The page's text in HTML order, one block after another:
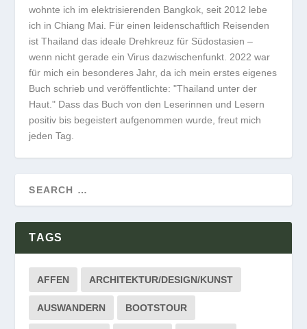
wohnte ich im elektrisierenden Bangkok, seit 2012 lebe
ich in Chiang Mai. Für einen leidenschaftlich Reisenden
ist Thailand das ideale Drehkreuz für Südostasien –
wenn nicht gerade ein Virus dazwischenfunkt. 2022 war
für mich ein besonderes Jahr, da ich mein erstes eigenes
Buch schrieb und veröffentlichte: "Thailand unter der
Haut." Dass das Buch von den Leserinnen und Lesern
positiv bis begeistert aufgenommen wurde, freut mich
jeden Tag.
TAGS
AFFEN ARCHITEKTUR/DESIGN/KUNST
AUSWANDERN BOOTSTOUR